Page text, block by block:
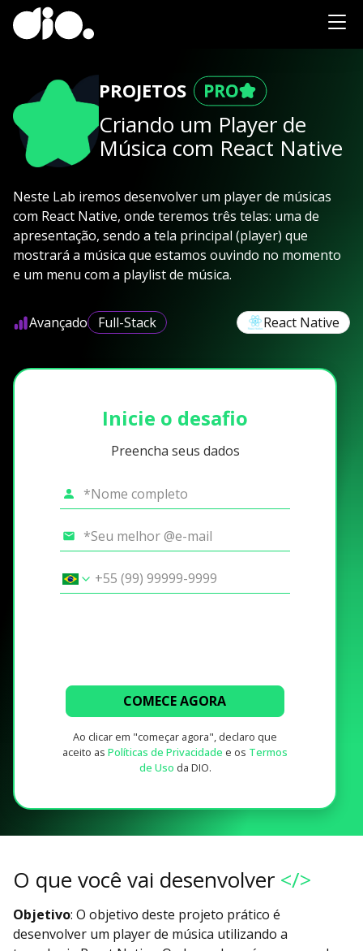
PROJETOS
Criando um Player de
Música com React Native
Neste Lab iremos desenvolver um player de músicas
com React Native, onde teremos três telas: uma de
apresentação, sendo a tela principal (player) que
mostrará a música que estamos ouvindo no momento
e um menu com a playlist de música.
Avançado Full-Stack React Native
Inicie o desafio
Preencha seus dados
COMECE AGORA
Ao clicar em "começar agora", declaro que
aceito as Políticas de Privacidade e os Termos
de Uso da DIO.
O que você vai desenvolver </>
Objetivo: O objetivo deste projeto prático é
desenvolver um player de música utilizando a